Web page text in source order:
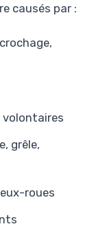
causés par :
volontaires
grêle,
roues